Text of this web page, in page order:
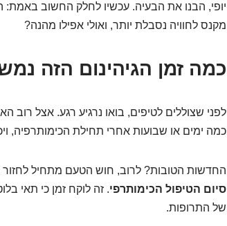
יופי, הבנו את הבעיה. עכשיו לחלק החשוב
מקנס לחוויה נסבלת יותר, ואולי אפילו מהנה?
כמה זמן הגיהינום הזה
לפני שצוללים לטיפים, בואו נרגיע רגע. אצל רוב
כמה ימים או שבועות אחרי תחילת הכימותרפיה,
החדשות הטובות? לרוב, חוש הטעם מתחיל
סיום הטיפול הכימותרפי. זה לוקח זמן כי תאי
של התרופות.